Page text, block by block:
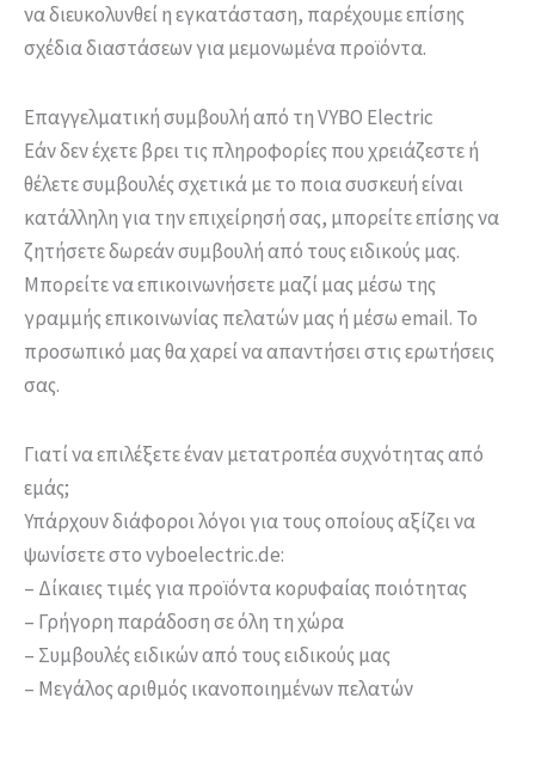
να διευκολυνθεί η εγκατάσταση, παρέχουμε επίσης
σχέδια διαστάσεων για μεμονωμένα προϊόντα.
Επαγγελματική συμβουλή από τη VYBO Electric
Εάν δεν έχετε βρει τις πληροφορίες που χρειάζεστε ή
θέλετε συμβουλές σχετικά με το ποια συσκευή είναι
κατάλληλη για την επιχείρησή σας, μπορείτε επίσης να
ζητήσετε δωρεάν συμβουλή από τους ειδικούς μας.
Μπορείτε να επικοινωνήσετε μαζί μας μέσω της
γραμμής επικοινωνίας πελατών μας ή μέσω email. Το
προσωπικό μας θα χαρεί να απαντήσει στις ερωτήσεις
σας.
Γιατί να επιλέξετε έναν μετατροπέα συχνότητας από
εμάς;
Υπάρχουν διάφοροι λόγοι για τους οποίους αξίζει να
ψωνίσετε στο vyboelectric.de:
– Δίκαιες τιμές για προϊόντα κορυφαίας ποιότητας
– Γρήγορη παράδοση σε όλη τη χώρα
– Συμβουλές ειδικών από τους ειδικούς μας
– Μεγάλος αριθμός ικανοποιημένων πελατών